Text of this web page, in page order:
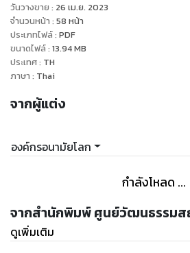
วันวางขาย : 26 เม.ย. 2023
จำนวนหน้า : 58 หน้า
ประเภทไฟล์: PDF
ขนาดไฟล์: 13.94MB
ประเทศ: TH
ภาษา : Thai
จากผู้แต่ง
องค์กรอนามัยโลก
กำลังโหลด ...
จากสำนักพิมพ์ ศูนย์วัฒนธรรมส
ดูเพิ่มเติม